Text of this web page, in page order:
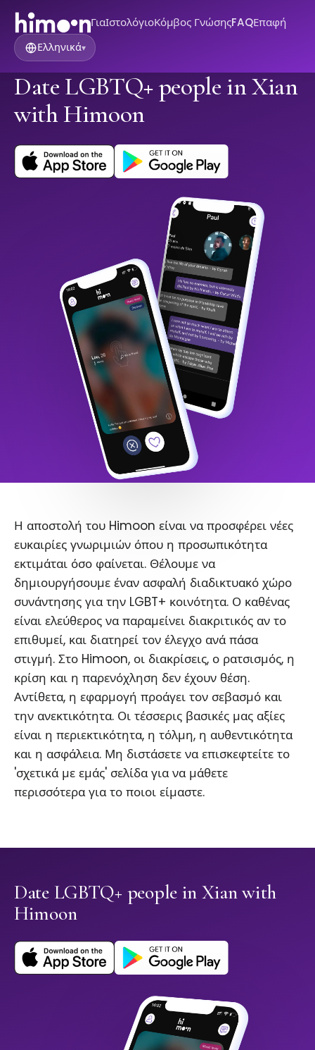
ΓιαΙστολόγιοΚόμβος ΓνώσηςFAQΕπαφή
Ελληνικά▾
Date LGBTQ+ people in Xian
with Himoon
Η αποστολή του Himoon είναι να προσφέρει νέες
ευκαιρίες γνωριμιών όπου η προσωπικότητα
εκτιμάται όσο φαίνεται. Θέλουμε να
δημιουργήσουμε έναν ασφαλή διαδικτυακό χώρο
συνάντησης για την LGBT+ κοινότητα. Ο καθένας
είναι ελεύθερος να παραμείνει διακριτικός αν το
επιθυμεί, και διατηρεί τον έλεγχο ανά πάσα
στιγμή. Στο Himoon, οι διακρίσεις, ο ρατσισμός, η
κρίση και η παρενόχληση δεν έχουν θέση.
Αντίθετα, η εφαρμογή προάγει τον σεβασμό και
την ανεκτικότητα. Οι τέσσερις βασικές μας αξίες
είναι η περιεκτικότητα, η τόλμη, η αυθεντικότητα
και η ασφάλεια. Μη διστάσετε να επισκεφτείτε το
'σχετικά με εμάς' σελίδα για να μάθετε
περισσότερα για το ποιοι είμαστε.
Date LGBTQ+ people in Xian with
Himoon